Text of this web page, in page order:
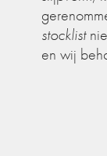
stocklist
en wij